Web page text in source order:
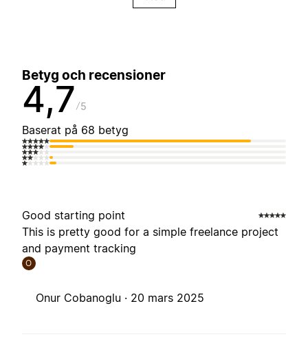
Betyg och recensioner
4,7 5
Baserat på 68 betyg
Good starting point
This is pretty good for a simple freelance project
and payment tracking
O
Onur Cobanoglu · 20 mars 2025